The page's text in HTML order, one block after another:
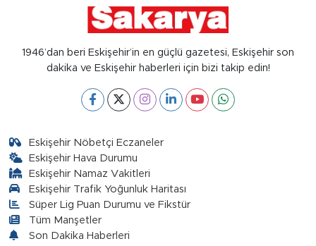
1946’dan beri Eskişehir’in en güçlü gazetesi, Eskişehir son
dakika ve Eskişehir haberleri için bizi takip edin!
Eskişehir Nöbetçi Eczaneler
Eskişehir Hava Durumu
Eskişehir Namaz Vakitleri
Eskişehir Trafik Yoğunluk Haritası
Süper Lig Puan Durumu ve Fikstür
Tüm Manşetler
Son Dakika Haberleri